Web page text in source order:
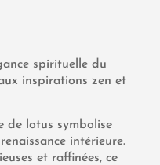
spirituelle du
inspirations zen et
de lotus symbolise
intérieure.
et raffinées, ce